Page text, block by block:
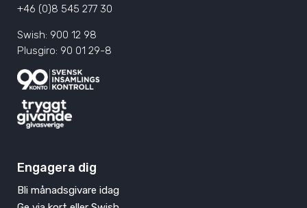
+46 (0)8 545 277 30
Swish: 900 12 98
Plusgiro: 90 01 29-8
Engagera dig
Bli månadsgivare idag